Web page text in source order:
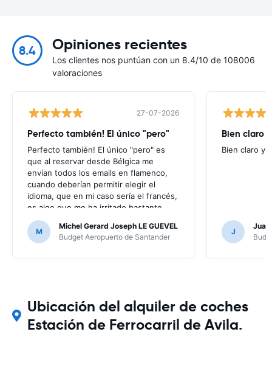
8.4 Opiniones recientes
Los clientes nos puntúan con un 8.4/10 de 108006
valoraciones
27-07-2026
Perfecto también! El único "pero"
Perfecto también! El único "pero" es
que al reservar desde Bélgica me
envían todos los emails en flamenco,
cuando deberían permitir elegir el
idioma, que en mi caso sería el francés,
es algo que me ha irritado bastante
puesto que no entendía nada de los
mensajes que me enviaban; por suerte
no ha hecho falta, al no haber ningún
M
Michel Gerard Joseph LE GUEVEL
Budget Aeropuerto de Santander
Bien claro
Bien claro y
J
Juan
Ubicación del alquiler de coches
Estación de Ferrocarril de Avila.